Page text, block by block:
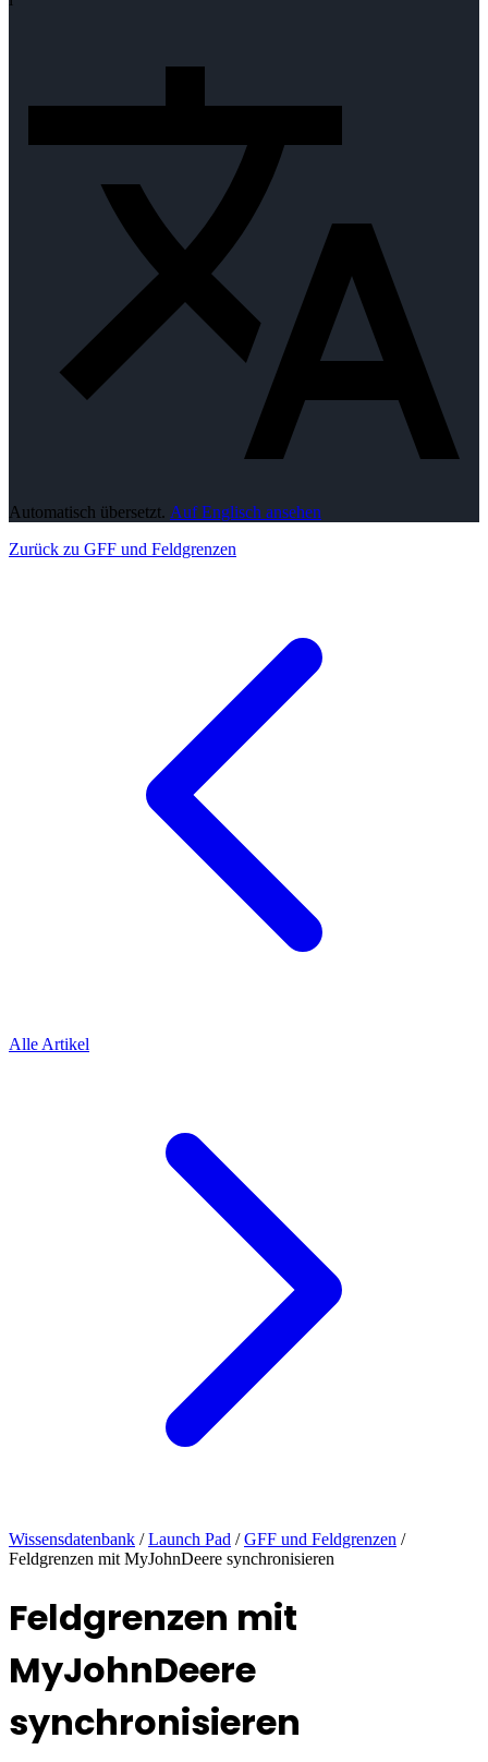
Automatisch übersetzt. Auf Englisch ansehen
Zurück zu GFF und Feldgrenzen
Alle Artikel
Wissensdatenbank / Launch Pad / GFF und Feldgrenzen /
Feldgrenzen mit MyJohnDeere synchronisieren
Feldgrenzen mit
MyJohnDeere
synchronisieren